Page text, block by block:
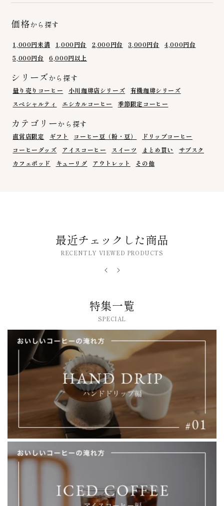
価格から探す
1,000円未満 1,000円台 2,000円台 3,000円台
4,000円台
5,000円台
6,000円以上
シリーズから探す
量り売りコーヒー 小川珈琲店シリーズ
有機珈琲シリーズ
スペシャルティ
エシカルコーヒー 季節限定コーヒー
カテゴリー から探す
直営店限定 ギフト コーヒー豆（粉・豆）
ドリップコーヒー
コーヒーグッズ
アイスコーヒー スイーツ まとめ買い
サブスク
カフェポッド
キューリグ アウトレット その他
最近チェックした商品
RECENTLY VIEWED PRODUCTS
特集一覧
SPECIAL